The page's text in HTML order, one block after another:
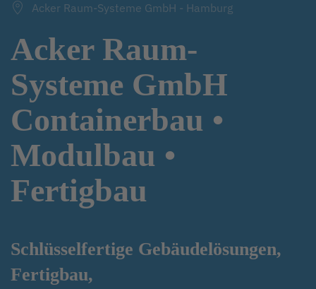
Acker Raum-Systeme GmbH - Hamburg
Acker Raum-
Systeme GmbH
Containerbau •
Modulbau •
Fertigbau
Schlüsselfertige Gebäudelösungen,
Fertigbau,